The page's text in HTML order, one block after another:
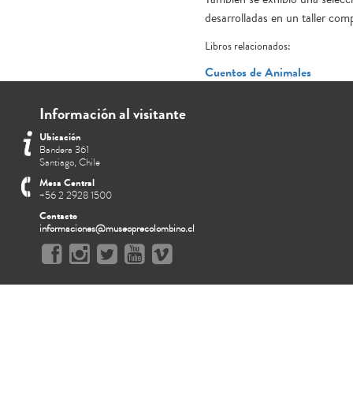
desarrolladas en un taller
Libros relacionados:
Cuentos de Animales
Información al visitante
Ubicación
Bandera 361
Santiago, Chile
Mesa Central
+56 2 2928 1500
Contacto
informaciones@museoprecolombino.cl